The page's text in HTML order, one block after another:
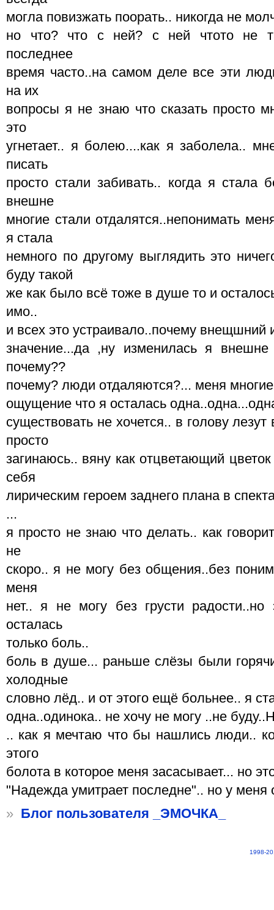
могла повизжать поорать.. никогда не
но что? что с ней? с ней чтото не
последнее
время часто..на самом деле все эти
на их
вопросы я не знаю что сказать просто
это
угнетает.. я болею....как я заболела..
писать
просто стали забивать.. когда я стала
внешне
многие стали отдалятся..непонимать
я стала
немного по другому выглядить это
буду такой
же как было всё тоже в душе то и
имо..
и всех это устраивало..почему
значение...да ,ну изменилась я
почему??
почему? люди отдаляются?... меня
ощущение что я осталась
существовать не хочется.. в голову
просто
загинаюсь.. вяну как отцветающий
себя
лирическим героем заднего плана в
...
я просто не знаю что делать.. как
не
скоро.. я не могу без общения..без
меня
нет.. я не могу без грусти радости..но
осталась
только боль..
боль в душе... раньше слёзы были
холодные
словно лёд.. и от этого ещё больнее.. я
одна..одинока.. не хочу не могу ..не
.. как я мечтаю что бы нашлись люди..
этого
болота в которое меня засасывает... но
"Надежда умитрает последне".. но у меня
» Блог пользователя _ЭМОЧКА_
1998-